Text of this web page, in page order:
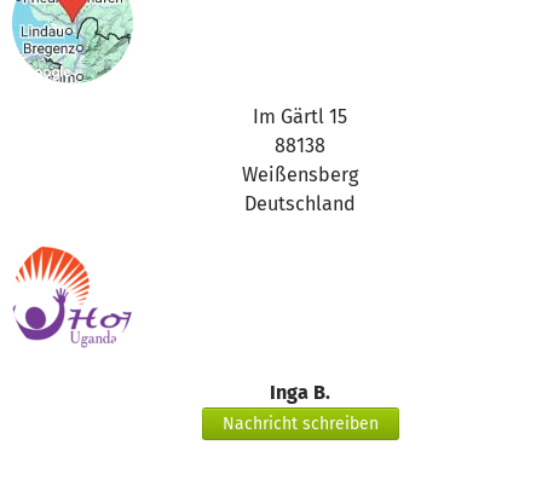
Im Gärtl 15
88138
Weißensberg
Deutschland
Inga B.
Nachricht schreiben